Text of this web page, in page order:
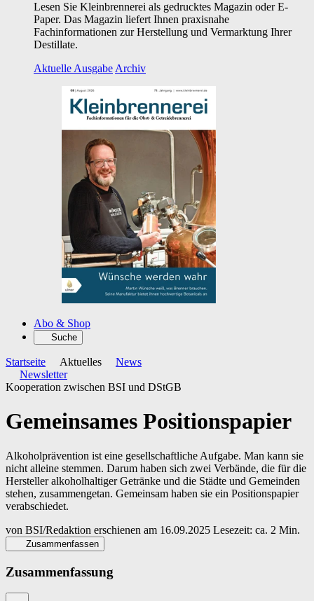
Lesen Sie Kleinbrennerei als gedrucktes Magazin oder E-
Paper. Das Magazin liefert Ihnen praxisnahe
Fachinformationen zur Herstellung und Vermarktung Ihrer
Destillate.
Aktuelle Ausgabe Archiv
Abo & Shop
Suche
Startseite Aktuelles
News
Newsletter
Kooperation zwischen BSI und DStGB
Gemeinsames Positionspapier
Alkoholprävention ist eine gesellschaftliche Aufgabe. Man kann sie
nicht alleine stemmen. Darum haben sich zwei Verbände, die für die
Hersteller alkoholhaltiger Getränke und die Städte und Gemeinden
stehen, zusammengetan. Gemeinsam haben sie ein Positionspapier
verabschiedet.
von BSI/Redaktion erschienen am 16.09.2025 Lesezeit: ca. 2 Min.
Zusammenfassen
Zusammenfassung